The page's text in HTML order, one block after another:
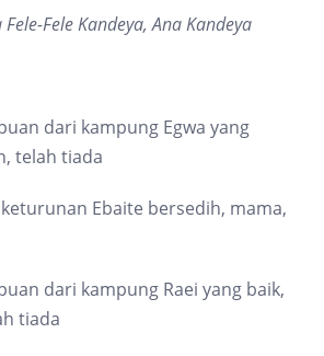
Fele Kandeya, Ana Kandeya
dari kampung Egwa yang
telah tiada
Ebaite bersedih, mama,
dari kampung Raei yang baik,
tiada